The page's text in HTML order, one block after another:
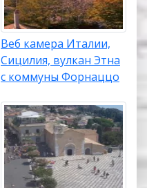
Веб камера Италии,
Сицилия, вулкан Этна
с коммуны Форнаццо